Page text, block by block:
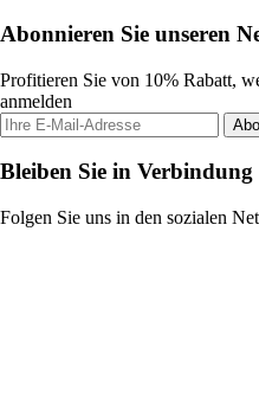
Abonnieren Sie unseren
Profitieren Sie von 10% Rabatt,
anmelden
Bleiben Sie in Verbindung
Folgen Sie uns in den sozialen